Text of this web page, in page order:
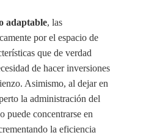
adaptable, las
por el espacio de
que de verdad
de hacer inversiones
Asimismo, al dejar en
la administración del
puede concentrarse en
la eficiencia